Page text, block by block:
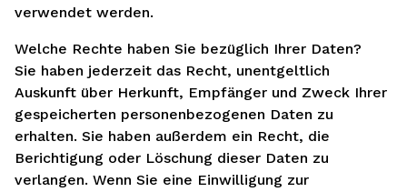
verwendet werden.
Welche Rechte haben Sie bezüglich Ihrer Daten?
Sie haben jederzeit das Recht, unentgeltlich
Auskunft über Herkunft, Empfänger und Zweck Ihrer
gespeicherten personenbezogenen Daten zu
erhalten. Sie haben außerdem ein Recht, die
Berichtigung oder Löschung dieser Daten zu
verlangen. Wenn Sie eine Einwilligung zur